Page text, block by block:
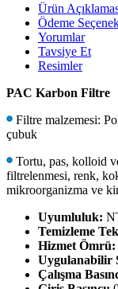
Ürün
Ödeme
Yorumlar
Tavsiye Et
Resimler
PAC Karbon Filtre
Filtre malzemesi:
çubuk
Tortu, pas, kolloid
filtrelenmesi, renk,
mikroorganizma ve
Uyumluluk:
Temizleme
Hizmet Ömrü:
Uygulanabilir
Çalışma